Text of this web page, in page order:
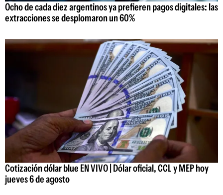
Ocho de cada diez argentinos ya prefieren pagos digitales: las
extracciones se desplomaron un 60%
Cotización dólar blue EN VIVO | Dólar oficial, CCL y MEP hoy
jueves 6 de agosto